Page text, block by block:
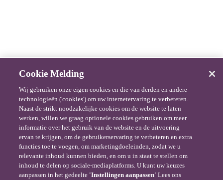
Cookie Melding
Wij gebruiken onze eigen cookies en die van derden en andere
technologieën ('cookies') om uw internetervaring te verbeteren.
Naast de strikt noodzakelijke cookies om de website te laten
werken, willen we graag optionele cookies gebruiken om meer
informatie over het gebruik van de website en de uitvoering
ervan te krijgen, om de gebruikerservaring te verbeteren en extra
functies toe te voegen, om marketingdoeleinden, zodat we u
relevante inhoud kunnen bieden, en om u in staat te stellen om
inhoud te delen op sociale-mediaplatforms. U kunt uw keuzes
aanpassen in het gedeelte 'Instellingen aanpassen' Lees ons